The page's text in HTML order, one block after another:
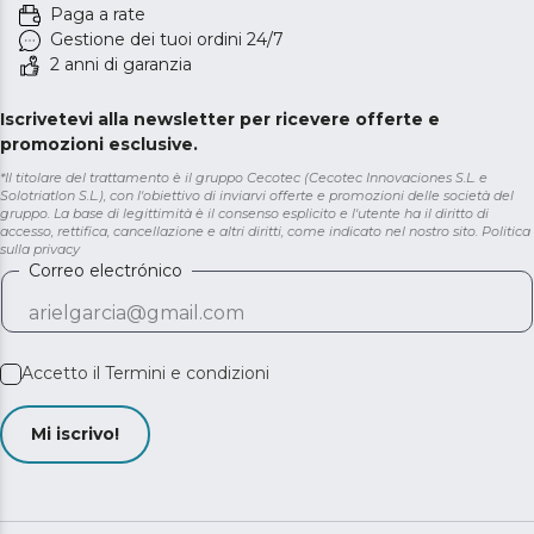
Paga a rate
Gestione dei tuoi ordini 24/7
2 anni di garanzia
Iscrivetevi alla newsletter per ricevere offerte e
promozioni esclusive.
*Il titolare del trattamento è il gruppo Cecotec (Cecotec Innovaciones S.L. e
Solotriatlon S.L.), con l'obiettivo di inviarvi offerte e promozioni delle società del
gruppo. La base di legittimità è il consenso esplicito e l'utente ha il diritto di
accesso, rettifica, cancellazione e altri diritti, come indicato nel nostro sito. Politica
sulla privacy
Correo electrónico
Accetto il Termini e condizioni
Mi iscrivo!